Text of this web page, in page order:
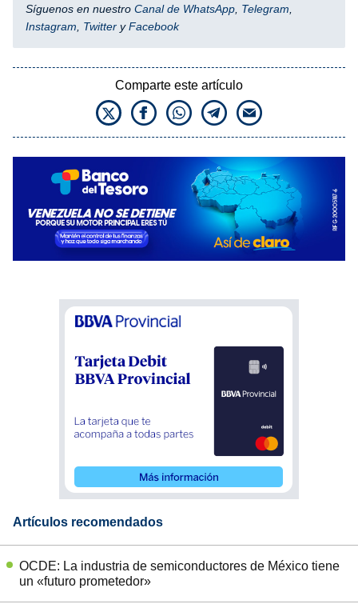
Síguenos en nuestro Canal de WhatsApp Telegram
Instagram
Twitter yFacebook
Comparte este artículo
Artículos recomendados
OCDE: La industria de semiconductores de México tiene
un «futuro prometedor»